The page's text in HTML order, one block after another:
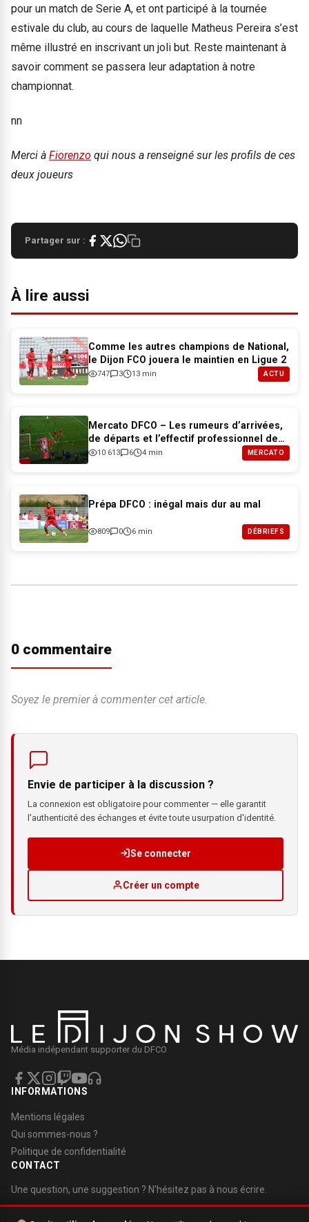
pour un match de Serie A, et ont participé à la tournée
estivale du club, au cours de laquelle Matheus Pereira s’est
même illustré en inscrivant un joli but. Reste maintenant à
savoir comment se passera leur adaptation à notre
championnat.
nn
Merci à Fiorenzo qui nous a renseigné sur les profils de ces
deux joueurs
Partager sur :
À lire aussi
Comme les autres champions de National,
le Dijon FCO jouera le maintien en Ligue 2
747 3 13 min ACTU
Mercato DFCO – Les rumeurs d’arrivées,
de départs et l’effectif professionnel de
Dijon pour 2026-2027
10 613 6 4 min MERCATO
Prépa DFCO : inégal mais dur au mal
809 0 6 min DÉBRIEFS
0 commentaire
Soyez le premier à commenter cet article.
Envie de participer à la discussion ?
La connexion est obligatoire pour commenter — elle garantit
l'authenticité des échanges et évite toute usurpation d'identité.
Se connecter
Créer un compte
Média indépendant supporter du DFCO
INFORMATIONS
Mentions légales
Qui sommes-nous ?
Politique de confidentialité
CONTACT
Une question, une suggestion ? N'hésitez pas à nous écrire.